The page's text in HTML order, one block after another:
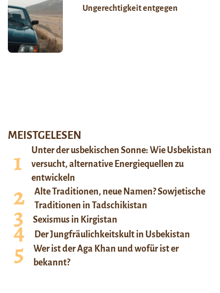
Ungerechtigkeit entgegen
MEISTGELESEN
Unter der usbekischen Sonne: Wie Usbekistan
versucht, alternative Energiequellen zu
entwickeln
Alte Traditionen, neue Namen? Sowjetische
Traditionen in Tadschikistan
Sexismus in Kirgistan
Der Jungfräulichkeitskult in Usbekistan
Wer ist der Aga Khan und wofür ist er
bekannt?